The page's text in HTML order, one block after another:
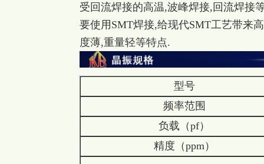
受回流焊接的高温,波峰焊接,回流焊接
要使用SMT焊接,给现代SMT工艺带来
度薄,重量轻等特点.
型号
频率范围
负载（pf）
精度（ppm）